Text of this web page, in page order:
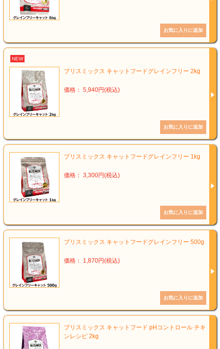
NEW
ブリスミックス キャットフードグレインフリー 2kg
価格： 5,940円(税込)
ブリスミックス キャットフードグレインフリー 1kg
価格： 3,300円(税込)
ブリスミックス キャットフードグレインフリー 500g
価格： 1,870円(税込)
ブリスミックス キャットフード pHコントロール チキ
ンレシピ 2kg